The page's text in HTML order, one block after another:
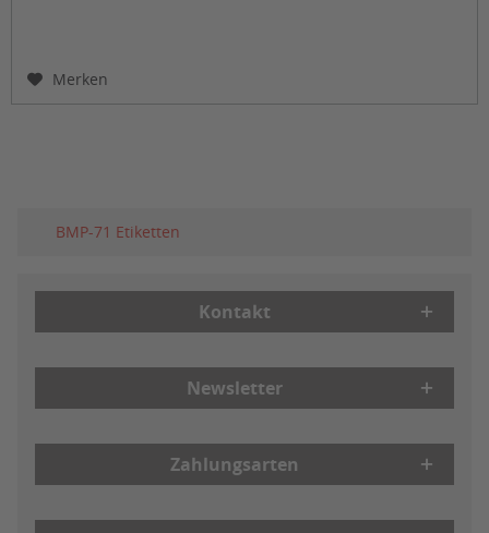
Merken
BMP-71 Etiketten
Kontakt
Newsletter
Zahlungsarten